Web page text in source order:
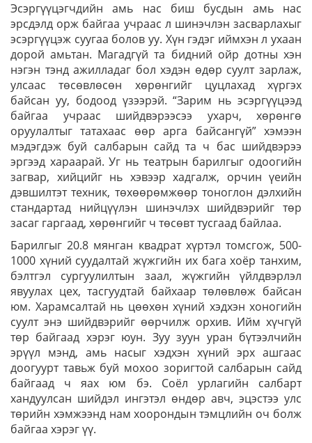
Эсэргүүцэгчдийн амь нас биш бусдын амь нас
эрсдэлд орж байгаа учраас л шинэчлэн засварлахыг
эсэргүүцэж суугаа болов уу. Хүн гэдэг иймхэн л ухаан
дорой амьтан. Магадгүй та бидний ойр дотны хэн
нэгэн тэнд ажилладаг бол хэдэн өдөр суулт зарлаж,
улсаас төсөвлөсөн хөрөнгийг цуцлахад хүргэх
байсан уу, бодоод үзээрэй. “Зарим нь эсэргүүцээд
байгаа учраас шийдвэрээсээ ухарч, хөрөнгө
оруулалтыг татахаас өөр арга байсангүй” хэмээн
мэдэгдэж буй салбарын сайд та ч бас шийдвэрээ
эргээд хараарай. Уг нь театрын барилгыг одоогийн
загвар, хийцийг нь хэвээр хадгалж, орчин үеийн
дэвшилтэт техник, төхөөрөмжөөр тоноглон дэлхийн
стандартад нийцүүлэн шинэчлэх шийдвэрийг төр
засаг гаргаад, хөрөнгийг ч төсөвт тусгаад байлаа.
Барилгыг 20.8 мянган квадрат хүртэл томсгож, 500-
1000 хүний суудалтай жүжгийн их бага хоёр танхим,
бэлтгэл сургуулилтын заал, жүжгийн үйлдвэрлэл
явуулах цех, тасгуудтай байхаар төлөвлөж байсан
юм. Харамсалтай нь цөөхөн хүний хэдхэн хоногийн
суулт энэ шийдвэрийг өөрчилж орхив. Ийм хүчгүй
төр байгаад хэрэг юун. Зуу зуун уран бүтээлчийн
эрүүл мэнд, амь насыг хэдхэн хүний эрх ашгаас
доогуурт тавьж буй мохоо зоригтой салбарын сайд
байгаад ч яах юм бэ. Соёл урлагийн салбарт
хандуулсан шийдэл ингэтэл өндөр авч, эцэстээ улс
төрийн хэмжээнд нам хоорондын тэмцлийн оч болж
байгаа хэрэг үү.